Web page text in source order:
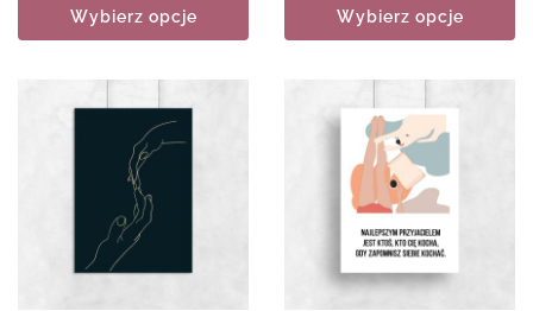
Wybierz opcje Wybierz opcje